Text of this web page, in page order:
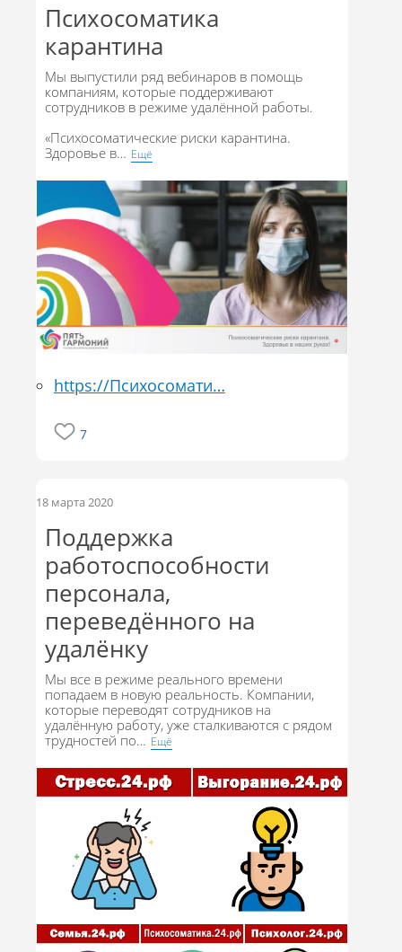
Психосоматика
карантина
Мы выпустили ряд вебинаров в помощь
компаниям, которые поддерживают
сотрудников в режиме удалённой работы.
«Психосоматические риски карантина.
Здоровье в… Eщё
https://Психосомати…
7
18 марта 2020
Поддержка
работоспособности
персонала,
переведённого на
удалёнку
Мы все в режиме реального времени
попадаем в новую реальность. Компании,
которые переводят сотрудников на
удалённую работу, уже сталкиваются с рядом
трудностей по… Eщё